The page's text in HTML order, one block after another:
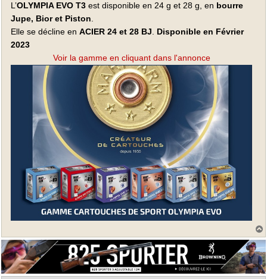
L’OLYMPIA EVO T3 est disponible en 24 g et 28 g, en bourre
Jupe, Bior et Piston
Elle se décline en ACIER 24 et 28 BJ
Disponible en Février
2023
Voir la gamme en cliquant dans l'annonce
t